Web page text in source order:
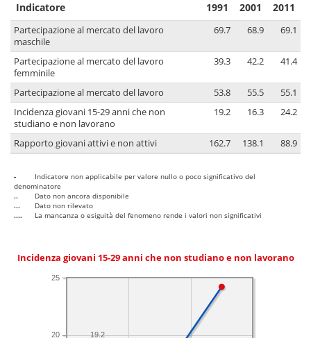
Indicatore 1991 2001 2011
Partecipazione al mercato del lavoro
maschile
69.7 68.9 69.1
Partecipazione al mercato del lavoro
femminile
39.3 42.2 41.4
Partecipazione al mercato del lavoro 53.8 55.5
55.1
Incidenza giovani 15-29 anni che non
studiano e non lavorano
19.2 16.3 24.2
Rapporto giovani attivi e non attivi 162.7 138.1 88.9
-
Indicatore non applicabile per valore nullo o poco significativo del
denominatore
..
Dato non ancora disponibile
...
Dato non rilevato
....
La mancanza o esiguità del fenomeno rende i valori non significativi
Incidenza giovani 15-29 anni che non studiano e non lavorano
20
25
19.2